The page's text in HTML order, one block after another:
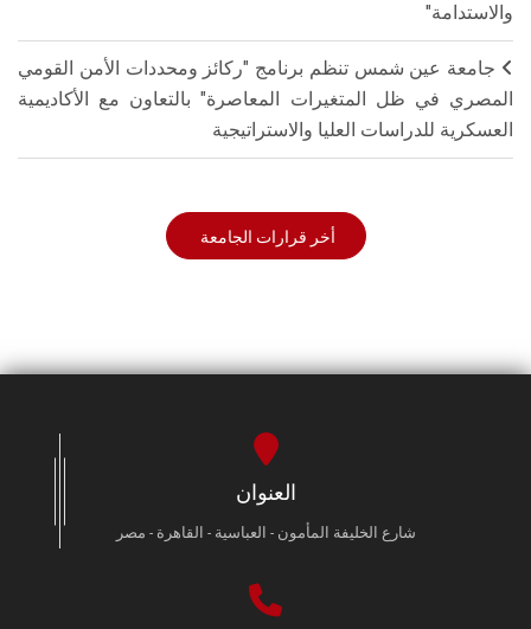
والاستدامة"
جامعة عين شمس تنظم برنامج "ركائز ومحددات الأمن القومي
المصري في ظل المتغيرات المعاصرة" بالتعاون مع الأكاديمية
العسكرية للدراسات العليا والاستراتيجية
أخر قرارات الجامعة
العنوان
شارع الخليفة المأمون - العباسية - القاهرة - مصر